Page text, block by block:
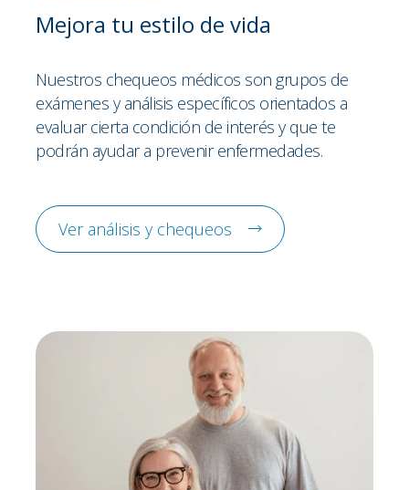
Mejora tu estilo de vida
Nuestros chequeos médicos son grupos de
exámenes y análisis específicos orientados a
evaluar cierta condición de interés y que te
podrán ayudar a prevenir enfermedades.
Ver análisis y chequeos